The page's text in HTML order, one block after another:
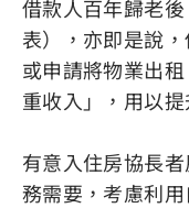
借款人百年歸老
表），亦即是說
或申請將物業出
重收入」，用以
有意入住房協長
務需要，考慮利